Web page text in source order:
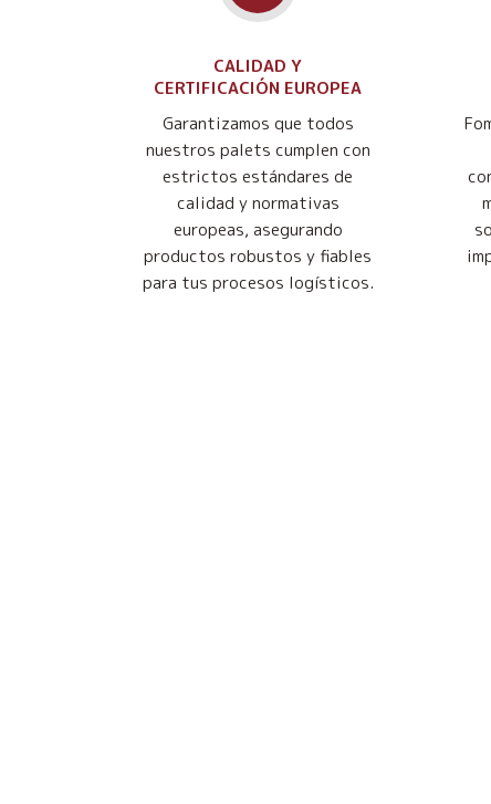
CALIDAD Y
CERTIFICACIÓN EUROPEA
Garantizamos que todos
nuestros palets cumplen con
estrictos estándares de
calidad y normativas
europeas, asegurando
productos robustos y fiables
para tus procesos logísticos.